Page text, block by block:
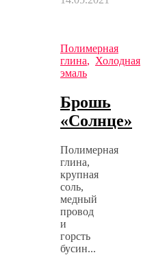
Полимерная
глина, Холодная
эмаль
Брошь
«Солнце»
Полимерная
глина,
крупная
соль,
медный
провод
и
горсть
бусин...